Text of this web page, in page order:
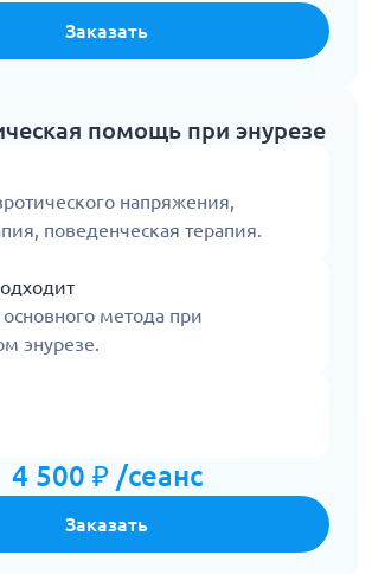
Заказать
помощь при энурезе
напряжения,
поведенческая терапия.
основного метода при
энурезе.
4 500 ₽ /сеанс
Заказать